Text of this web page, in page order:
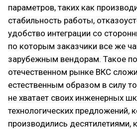
параметров, таких как
стабильность работы,
удобство интеграции со
по которым заказчики все же
зарубежным вендорам. Такое
отечественном рынке ВКС
естественным образом в силу
не хватает своих инженерных
технологических предложений,
производились десятилетиями,